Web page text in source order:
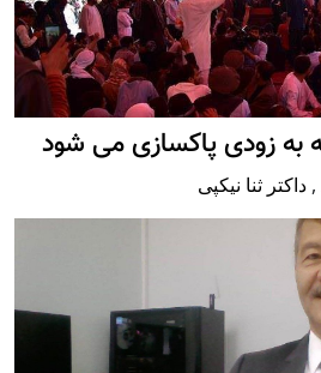
به زودی پاکسازی می شود
, داکتر ثنا نیکپی